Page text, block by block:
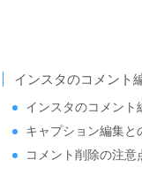
インスタのコメント
インスタのコメント
キャプション編集と
コメント削除の注意